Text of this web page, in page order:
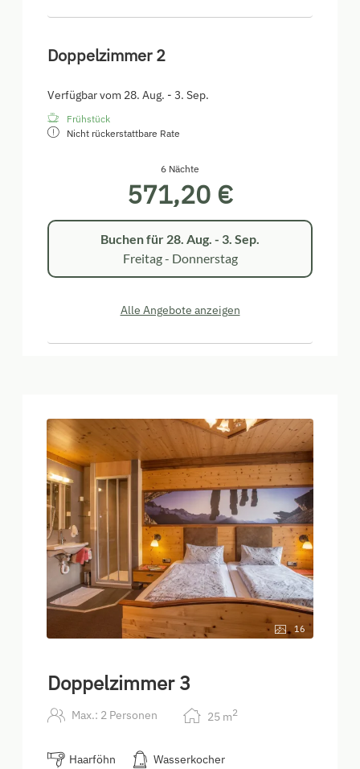
Doppelzimmer 2
Verfügbar vom 28. Aug. - 3. Sep.
Frühstück
Nicht rückerstattbare Rate
6 Nächte
571,20 €
Buchen für 28. Aug. - 3. Sep.
Freitag - Donnerstag
Alle Angebote anzeigen
16
Doppelzimmer 3
Max.: 2 Personen 25 m2
Haarföhn
Wasserkocher